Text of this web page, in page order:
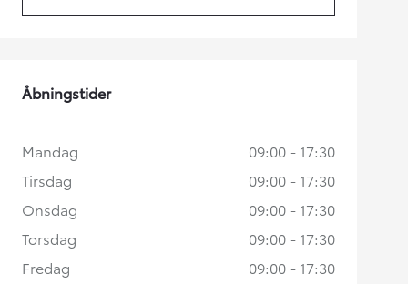
Åbningstider
Mandag
09:00 - 17:30
Tirsdag
09:00 - 17:30
Onsdag
09:00 - 17:30
Torsdag
09:00 - 17:30
Fredag
09:00 - 17:30